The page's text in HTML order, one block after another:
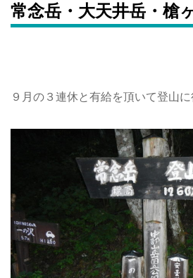
常念岳・大天井岳・
９月の３連休と有給を頂いて登山に